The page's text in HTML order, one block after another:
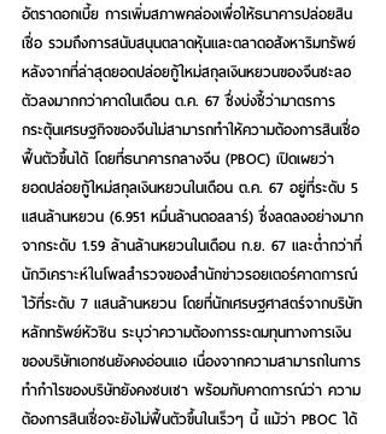
อัตราดอกเบี้ย การเพิ่มสภาพคล่องเพื่อให้ธนาคารปล่อยสิน
เชื่อ รวมถึงการสนับสนุนตลาดหุ้นและตลาดอสังหาริมทรัพย์
หลังจากที่ล่าสุดยอดปล่อยกู้ใหม่สกุลเงินหยวนของจีนชะลอ
ตัวลงมากกว่าคาดในเดือน ต.ค. 67 ซึ่งบ่งชี้ว่ามาตรการ
กระตุ้นเศรษฐกิจของจีนไม่สามารถทำให้ความต้องการสินเชื่อ
ฟื้นตัวขึ้นได้ โดยที่ธนาคารกลางจีน (PBOC) เปิดเผยว่า
ยอดปล่อยกู้ใหม่สกุลเงินหยวนในเดือน ต.ค. 67 อยู่ที่ระดับ 5
แสนล้านหยวน (6.951 หมื่นล้านดอลลาร์) ซึ่งลดลงอย่างมาก
จากระดับ 1.59 ล้านล้านหยวนในเดือน ก.ย. 67 และต่ำกว่าที่
นักวิเคราะห์ในโพลสำรวจของสำนักข่าวรอยเตอร์คาดการณ์
ไว้ที่ระดับ 7 แสนล้านหยวน โดยที่นักเศรษฐศาสตร์จากบริษัท
หลักทรัพย์หัวซิน ระบุว่าความต้องการระดมทุนทางการเงิน
ของบริษัทเอกชนยังคงอ่อนแอ เนื่องจากความสามารถในการ
ทำกำไรของบริษัทยังคงซบเซา พร้อมกับคาดการณ์ว่า ความ
ต้องการสินเชื่อจะยังไม่ฟื้นตัวขึ้นในเร็วๆ นี้ แม้ว่า PBOC ได้